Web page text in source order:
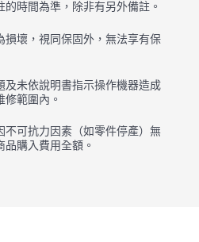
時間為準，除非有另外備註。
損壞，視同保固外，無法享有保
及未依說明書指示操作機器造成
修範圍內。
不可抗力因素（如零件停產）無
購入費用全額。